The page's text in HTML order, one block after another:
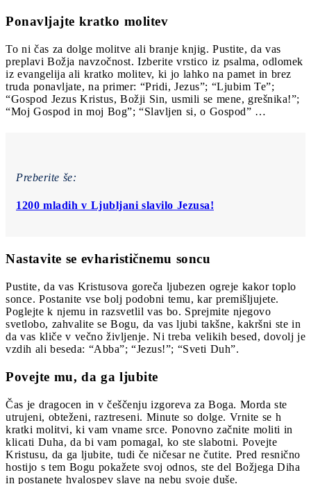
Ponavljajte kratko molitev
To ni čas za dolge molitve ali branje knjig. Pustite, da vas
preplavi Božja navzočnost. Izberite vrstico iz psalma, odlomek
iz evangelija ali kratko molitev, ki jo lahko na pamet in brez
truda ponavljate, na primer: “Pridi, Jezus”; “Ljubim Te”;
“Gospod Jezus Kristus, Božji Sin, usmili se mene, grešnika!”;
“Moj Gospod in moj Bog”; “Slavljen si, o Gospod” …
Preberite še:
1200 mladih v Ljubljani slavilo Jezusa!
Nastavite se evharističnemu soncu
Pustite, da vas Kristusova goreča ljubezen ogreje kakor toplo
sonce. Postanite vse bolj podobni temu, kar premišljujete.
Poglejte k njemu in razsvetlil vas bo. Sprejmite njegovo
svetlobo, zahvalite se Bogu, da vas ljubi takšne, kakršni ste in
da vas kliče v večno življenje. Ni treba velikih besed, dovolj je
vzdih ali beseda: “Abba”; “Jezus!”; “Sveti Duh”.
Povejte mu, da ga ljubite
Čas je dragocen in v češčenju izgoreva za Boga. Morda ste
utrujeni, obteženi, raztreseni. Minute so dolge. Vrnite se h
kratki molitvi, ki vam vname srce. Ponovno začnite moliti in
klicati Duha, da bi vam pomagal, ko ste slabotni. Povejte
Kristusu, da ga ljubite, tudi če ničesar ne čutite. Pred resnično
hostijo s tem Bogu pokažete svoj odnos, ste del Božjega Diha
in postanete hvalospev slave na nebu svoje duše.